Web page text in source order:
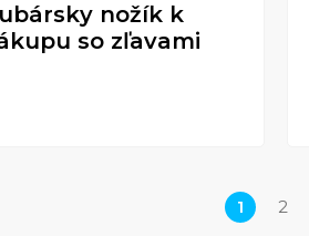
nožík k
so zľavami
1 2